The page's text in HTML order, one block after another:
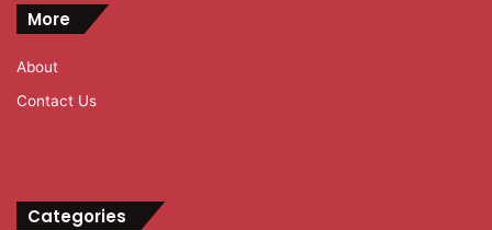
More
About
Contact Us
Categories